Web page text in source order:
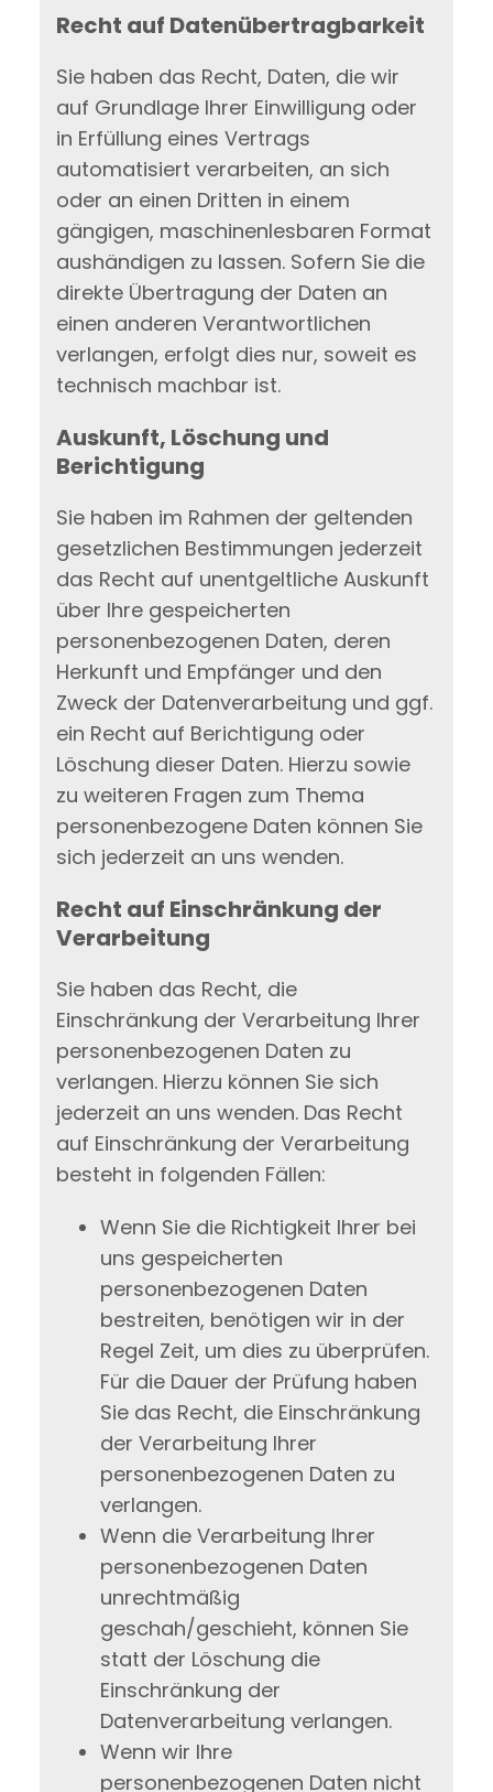
Recht auf Daten­übertrag­barkeit
Sie haben das Recht, Daten, die wir
auf Grundlage Ihrer Einwilligung oder
in Erfüllung eines Vertrags
automatisiert verarbeiten, an sich
oder an einen Dritten in einem
gängigen, maschinenlesbaren Format
aushändigen zu lassen. Sofern Sie die
direkte Übertragung der Daten an
einen anderen Verantwortlichen
verlangen, erfolgt dies nur, soweit es
technisch machbar ist.
Auskunft, Löschung und
Berichtigung
Sie haben im Rahmen der geltenden
gesetzlichen Bestimmungen jederzeit
das Recht auf unentgeltliche Auskunft
über Ihre gespeicherten
personenbezogenen Daten, deren
Herkunft und Empfänger und den
Zweck der Datenverarbeitung und ggf.
ein Recht auf Berichtigung oder
Löschung dieser Daten. Hierzu sowie
zu weiteren Fragen zum Thema
personenbezogene Daten können Sie
sich jederzeit an uns wenden.
Recht auf Einschränkung der
Verarbeitung
Sie haben das Recht, die
Einschränkung der Verarbeitung Ihrer
personenbezogenen Daten zu
verlangen. Hierzu können Sie sich
jederzeit an uns wenden. Das Recht
auf Einschränkung der Verarbeitung
besteht in folgenden Fällen:
Wenn Sie die Richtigkeit Ihrer bei
uns gespeicherten
personenbezogenen Daten
bestreiten, benötigen wir in der
Regel Zeit, um dies zu überprüfen.
Für die Dauer der Prüfung haben
Sie das Recht, die Einschränkung
der Verarbeitung Ihrer
personenbezogenen Daten zu
verlangen.
Wenn die Verarbeitung Ihrer
personenbezogenen Daten
unrechtmäßig
geschah/geschieht, können Sie
statt der Löschung die
Einschränkung der
Datenverarbeitung verlangen.
Wenn wir Ihre
personenbezogenen Daten nicht